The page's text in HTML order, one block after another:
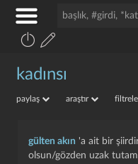
kadınsı
paylaş araştır filtrele
gülten akın 'a ait bir
olsun/gözden uzak